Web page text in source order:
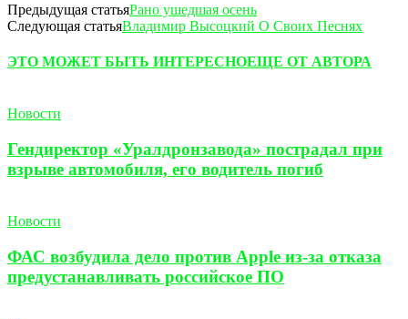
Предыдущая статьяРано ушедшая осень
Следующая статьяВладимир Высоцкий О Своих Песнях
ЭТО МОЖЕТ БЫТЬ ИНТЕРЕСНОЕЩЕ ОТ АВТОРА
Новости
Гендиректор «Уралдронзавода» пострадал при
взрыве автомобиля, его водитель погиб
Новости
ФАС возбудила дело против Apple из-за отказа
предустанавливать российское ПО